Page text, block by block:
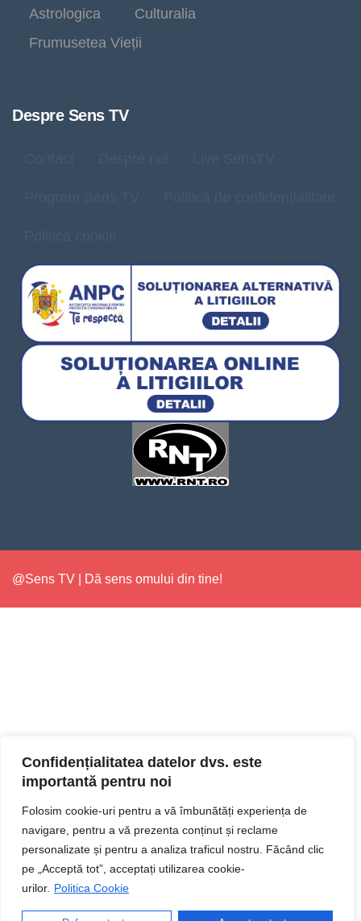
Confidențialitatea datelor dvs. este
importantă pentru noi
Folosim cookie-uri pentru a vă îmbunătăți experiența de
navigare, pentru a vă prezenta conținut și reclame
personalizate și pentru a analiza traficul nostru. Făcând clic
pe „Acceptă tot”, acceptați utilizarea cookie-
urilor. Politica Cookie
Astrologica
Culturalia
Frumusetea Vieții
Despre Sens TV
@Sens TV | Dă sens omului din tine!